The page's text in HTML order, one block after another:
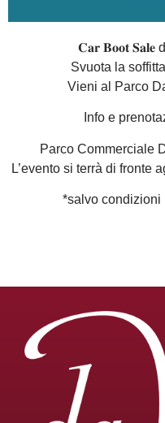
𝐂𝐚𝐫 𝐁𝐨𝐨𝐭 𝐒𝐚𝐥𝐞
Svuota la
Vieni al Parco
Info e
Parco Commerciale
L’evento si terrà di fronte
*salvo condizioni